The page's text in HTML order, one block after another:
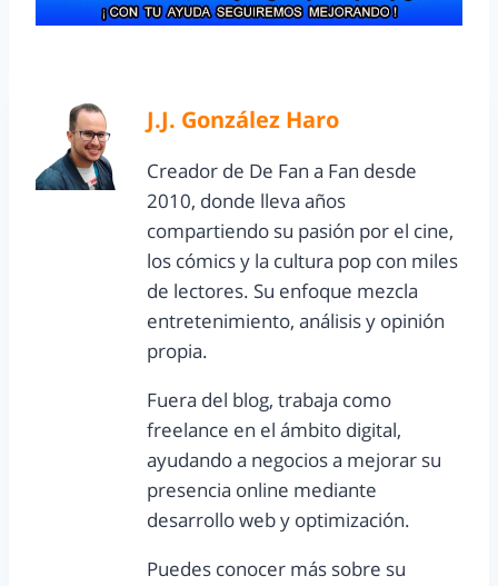
J.J. González Haro
Creador de De Fan a Fan desde
2010, donde lleva años
compartiendo su pasión por el cine,
los cómics y la cultura pop con miles
de lectores. Su enfoque mezcla
entretenimiento, análisis y opinión
propia.
Fuera del blog, trabaja como
freelance en el ámbito digital,
ayudando a negocios a mejorar su
presencia online mediante
desarrollo web y optimización.
Puedes conocer más sobre su